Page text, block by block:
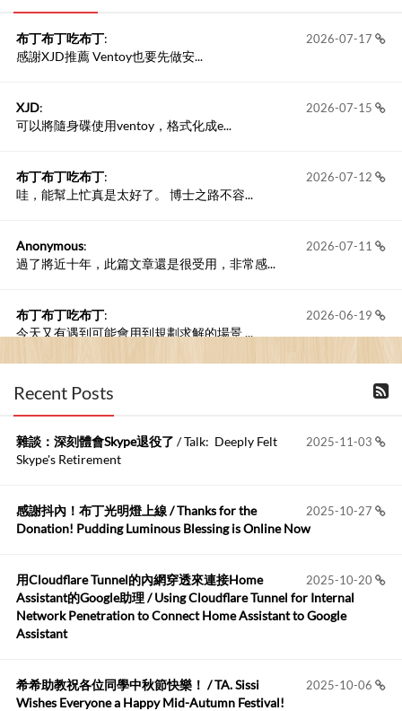
2026-07-17
布丁布丁吃布丁:
感謝XJD推薦 Ventoy也要先做安...
2026-07-15
XJD:
可以將隨身碟使用ventoy，格式化成e...
2026-07-12
布丁布丁吃布丁:
哇，能幫上忙真是太好了。 博士之路不容...
2026-07-11
Anonymous:
過了將近十年，此篇文章還是很受用，非常感...
2026-06-19
布丁布丁吃布丁:
今天又有遇到可能會用到規劃求解的場景 ...
2026-06-18
布丁布丁吃布丁
kage好像也可以下載整個網站 感謝分享
Anonymous:
https://github.com/t...
布丁布丁吃布丁:
我目前並沒有常駐的Google Home...
2026-05-15
Robertmycs:
這篇WinXP公用電腦安裝與優化的步驟超...
您好,首先肯定感謝您造福許多莘莘學子。有...
Recent Posts
2025-11-03
雜談：深刻體會Skype退役了 / Talk: Deeply Felt
Skype's Retirement
2025-10-27
感謝抖內！布丁光明燈上線 / Thanks for the
Donation! Pudding Luminous Blessing is Online Now
2025-10-20
用Cloudflare Tunnel的內網穿透來連接Home
Assistant的Google助理 / Using Cloudflare Tunnel for Internal
Network Penetration to Connect Home Assistant to Google
Assistant
2025-10-06
希希助教祝各位同學中秋節快樂！ / TA. Sissi
Wishes Everyone a Happy Mid-Autumn Festival!